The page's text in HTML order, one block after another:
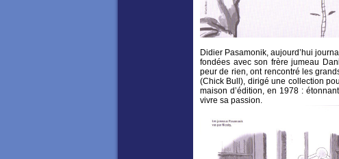
Didier Pasamonik, aujourd’hui
fondées avec son frère jumeau
peur de rien, ont rencontré les
(Chick Bull), dirigé une collection
maison d’édition, en 1978 :
vivre sa passion.